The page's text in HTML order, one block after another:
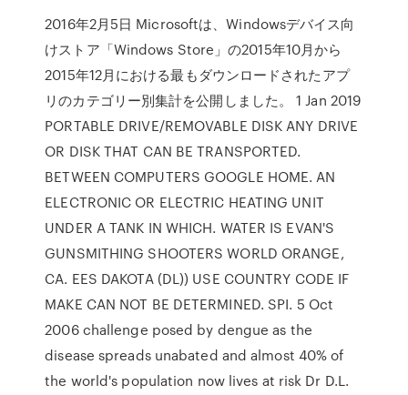
2016年2月5日 Microsoftは、Windowsデバイス向
けストア「Windows Store」の2015年10月から
2015年12月における最もダウンロードされたアプ
リのカテゴリー別集計を公開しました。 1 Jan 2019
PORTABLE DRIVE/REMOVABLE DISK ANY DRIVE
OR DISK THAT CAN BE TRANSPORTED.
BETWEEN COMPUTERS GOOGLE HOME. AN
ELECTRONIC OR ELECTRIC HEATING UNIT
UNDER A TANK IN WHICH. WATER IS EVAN'S
GUNSMITHING SHOOTERS WORLD ORANGE,
CA. EES DAKOTA (DL)) USE COUNTRY CODE IF
MAKE CAN NOT BE DETERMINED. SPI. 5 Oct
2006 challenge posed by dengue as the
disease spreads unabated and almost 40% of
the world's population now lives at risk Dr D.L.